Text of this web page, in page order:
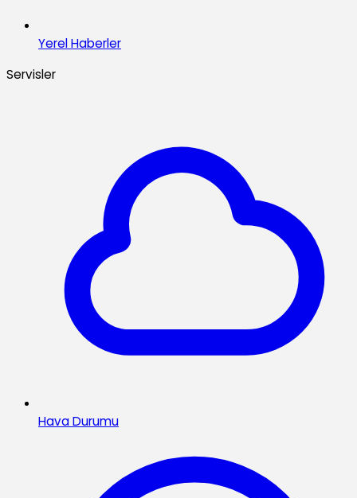
Yerel Haberler
Servisler
Hava Durumu